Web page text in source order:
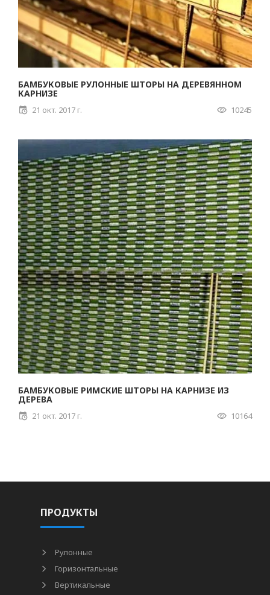
БАМБУКОВЫЕ РУЛОННЫЕ ШТОРЫ НА ДЕРЕВЯННОМ
КАРНИЗЕ
21 окт. 2017 г. 10245
БАМБУКОВЫЕ РИМСКИЕ ШТОРЫ НА КАРНИЗЕ ИЗ
ДЕРЕВА
21 окт. 2017 г. 10164
ПРОДУКТЫ
Рулонные
Горизонтальные
Вертикальные